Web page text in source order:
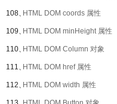
108、HTML DOM coords 属性
109、HTML DOM minHeight 属性
110、HTML DOM Column 对象
111、HTML DOM href 属性
112、HTML DOM width 属性